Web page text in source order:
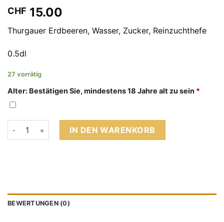
CHF 15.00
Thurgauer Erdbeeren, Wasser, Zucker, Reinzuchthefe
0.5dl
27 vorrätig
Alter: Bestätigen Sie, mindestens 18 Jahre alt zu sein *
Thurgauer Erdbeerwein Menge
IN DEN WARENKORB
BEWERTUNGEN (0)